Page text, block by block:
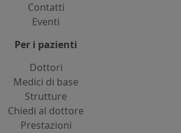
Contatti
Eventi
Per i pazienti
Dottori
Medici di base
Strutture
Chiedi al dottore
Prestazioni